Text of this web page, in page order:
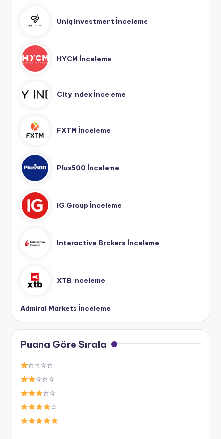
Uniq Investment İnceleme
HYCM İnceleme
City Index İnceleme
FXTM İnceleme
Plus500 İnceleme
IG Group İnceleme
Interactive Brokers İnceleme
XTB İnceleme
Admiral Markets İnceleme
Puana Göre Sırala
☆☆☆☆
☆☆☆
☆☆
☆